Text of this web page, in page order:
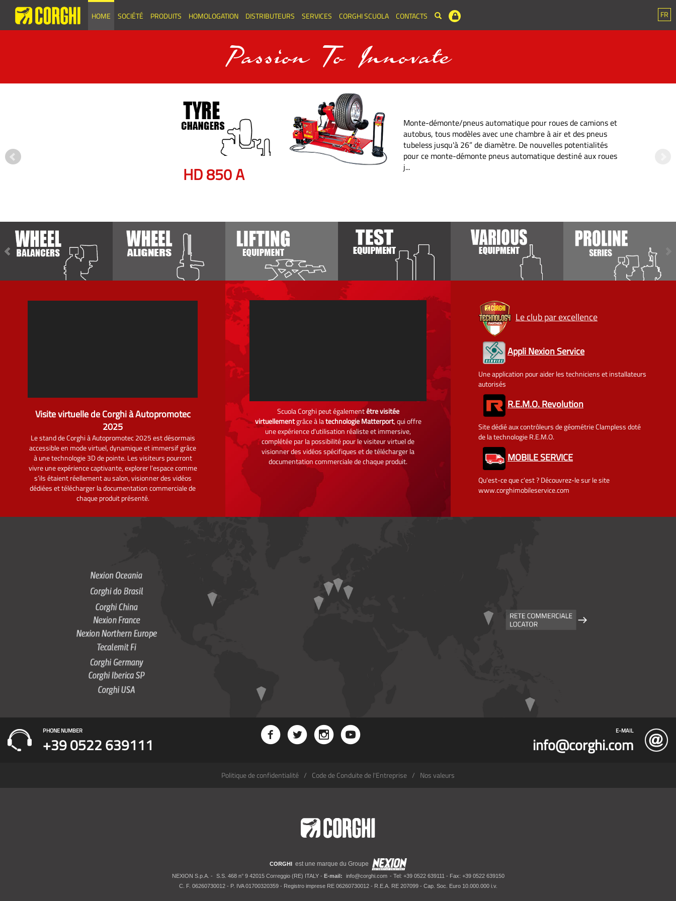
FR
HOME SOCIÉTÉ PRODUITS HOMOLOGATION DISTRIBUTEURS SERVICES CORGHI SCUOLA CONTACTS
Passion To Innovate
Le contrôleur de géométrie des roues pour tous Rapide,
et extrêmement fiable Contrôleur de géométrie sophistiqué
doté d'une fonction optionnelle de suivi automatique du
niveau du pont, qui permet de maintenir un alignement
Visite virtuelle de Corghi à Autopromotec
2025
Le stand de Corghi à Autopromotec 2025 est désormais
accessible en mode virtuel, dynamique et immersif grâce
à une technologie 3D de pointe. Les visiteurs pourront
vivre une expérience captivante, explorer l’espace comme
s’ils étaient réellement au salon, visionner des vidéos
dédiées et télécharger la documentation commerciale de
chaque produit présenté.
Scuola Corghi peut égalementêtre visitée
virtuellementgrâce à latechnologie Matterport, qui offre
une expérience d'utilisation réaliste et immersive,
complétée par la possibilité pour le visiteur virtuel de
visionner des vidéos spécifiques et de télécharger la
documentation commerciale de chaque produit.
Le club par excellence
Appli Nexion Service
Une application pour aider les techniciens et installateurs
autorisés
R.E.M.O. Revolution
Site dédié aux contrôleurs de géométrie Clampless doté
de la technologie R.E.M.O.
MOBILE SERVICE
Qu'est-ce que c'est ? Découvrez-le sur le site
www.corghimobileservice.com
PHONE NUMBER
+39 0522 639111
E-MAIL
info@corghi.com
Politique de confidentialité Code de Conduite de l'Entreprise Nos valeurs
CORGHI est une marque du Groupe
NEXION S.p.A. - S.S. 468 n° 9 42015 Correggio (RE) ITALY - E-mail: info@corghi.com - Tel: +39 0522 639111 - Fax: +39 0522 639150
C. F. 06260730012 - P. IVA 01700320359 - Registro imprese RE 06260730012 - R.E.A. RE 207099 - Cap. Soc. Euro 10.000.000 i.v.